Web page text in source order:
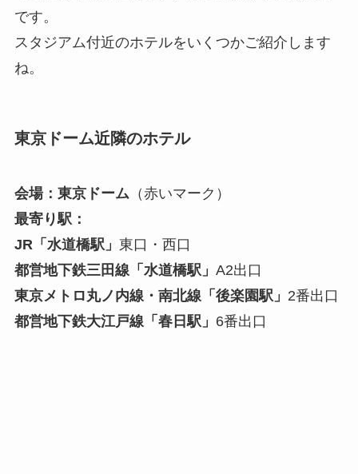
です。
スタジアム付近のホテルをいくつかご紹介します
ね。
東京ドーム近隣のホテル
会場：東京ドーム（赤いマーク）
最寄り駅：
JR「水道橋駅」 東口・西口
都営地下鉄三田線「水道橋駅」 A2出口
東京メトロ丸ノ内線・南北線「後楽園駅」 2番出口
都営地下鉄大江戸線「春日駅」 6番出口